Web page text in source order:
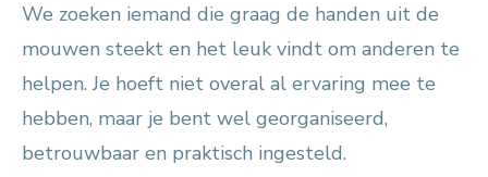
We zoeken iemand die graag de handen uit de
mouwen steekt en het leuk vindt om anderen te
helpen. Je hoeft niet overal al ervaring mee te
hebben, maar je bent wel georganiseerd,
betrouwbaar en praktisch ingesteld.